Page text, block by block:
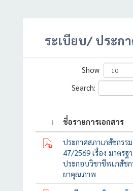
ระเบียบ/ ประก
Show
Search:
ชื่อรายการเอกสาร
ประกาศสภาเภสัชกรร
47/2569 เรื่อง มาตรฐ
ประกอบวิชาชีพเภสัชก
ยาคุณภาพ